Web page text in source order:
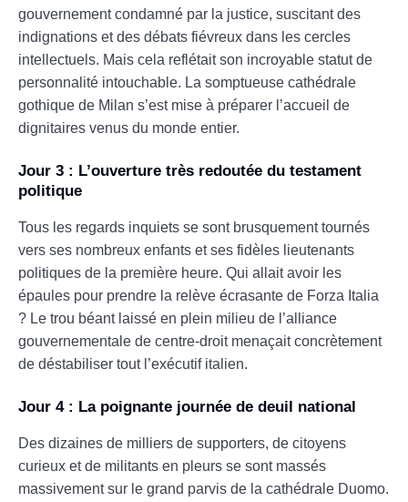
gouvernement condamné par la justice, suscitant des
indignations et des débats fiévreux dans les cercles
intellectuels. Mais cela reflétait son incroyable statut de
personnalité intouchable. La somptueuse cathédrale
gothique de Milan s’est mise à préparer l’accueil de
dignitaires venus du monde entier.
Jour 3 : L’ouverture très redoutée du testament
politique
Tous les regards inquiets se sont brusquement tournés
vers ses nombreux enfants et ses fidèles lieutenants
politiques de la première heure. Qui allait avoir les
épaules pour prendre la relève écrasante de Forza Italia
? Le trou béant laissé en plein milieu de l’alliance
gouvernementale de centre-droit menaçait concrètement
de déstabiliser tout l’exécutif italien.
Jour 4 : La poignante journée de deuil national
Des dizaines de milliers de supporters, de citoyens
curieux et de militants en pleurs se sont massés
massivement sur le grand parvis de la cathédrale Duomo.